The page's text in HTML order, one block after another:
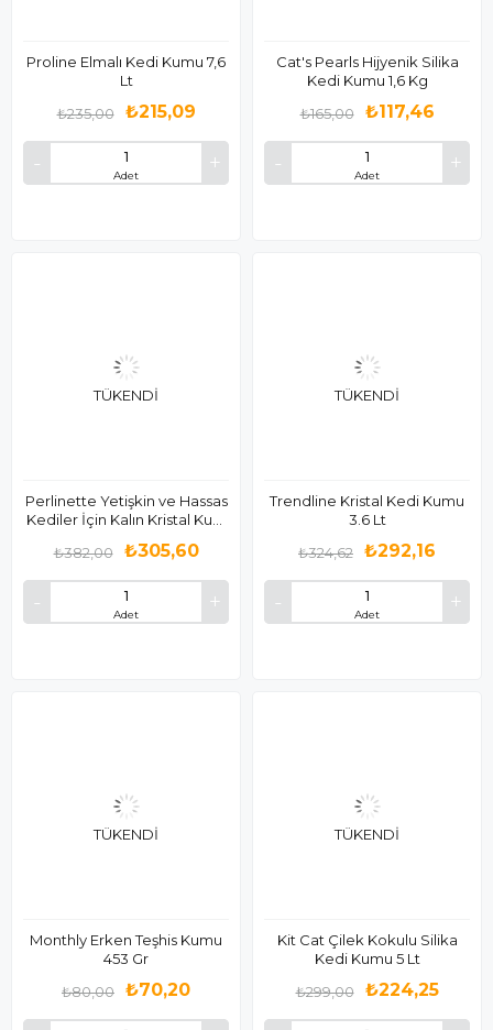
Proline Elmalı Kedi Kumu 7,6
Lt
Adet
₺215,09
₺235,00
Cat's Pearls Hijyenik Silika
Kedi Kumu 1,6 Kg
Adet
₺117,46
₺165,00
TÜKENDI
Perlinette Yetişkin ve Hassas
Kediler İçin Kalın Kristal Kum
Adet
₺305,60
₺382,00
TÜKENDI
Trendline Kristal Kedi Kumu
3.6 Lt
Adet
₺292,16
₺324,62
TÜKENDI
Monthly Erken Teşhis Kumu
453 Gr
₺70,20
₺80,00
TÜKENDI
Kit Cat Çilek Kokulu Silika
Kedi Kumu 5 Lt
₺224,25
₺299,00